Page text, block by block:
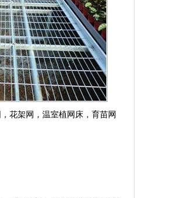
花架网，温室植网床，育苗网